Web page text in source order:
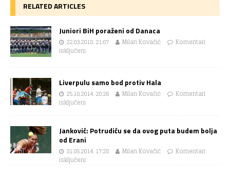
RELATED ARTICLES
Juniori BiH poraženi od Danaca
22.03.2018. 21:07 Milan Kovačić
Komentari
isključeni
Liverpulu samo bod protiv Hala
25.10.2014. 20:26 Milan Kovačić
Komentari
isključeni
Janković: Potrudiću se da ovog puta budem bolja
od Erani
31.05.2014. 17:28 Milan Kovačić
Komentari
isključeni